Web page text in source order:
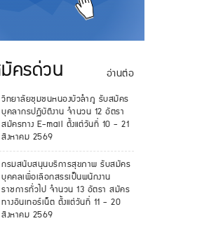
ครด่วน อ่านต่อ
วิทยาลัยชุมชนหนองบัวลำภู รับสมัคร
บุคลากรปฏิบัติงาน จำนวน 12 อัตรา
สมัครทาง E-mail ตั้งแต่วันที่ 10 - 21
สิงหาคม 2569
กรมสนับสนุนบริการสุขภาพ รับสมัคร
บุคคลเพื่อเลือกสรรเป็นพนักงาน
ราชการทั่วไป จำนวน 13 อัตรา สมัคร
ทางอินเทอร์เน็ต ตั้งแต่วันที่ 11 - 20
สิงหาคม 2569